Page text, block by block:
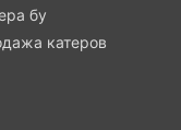
бу
катеров